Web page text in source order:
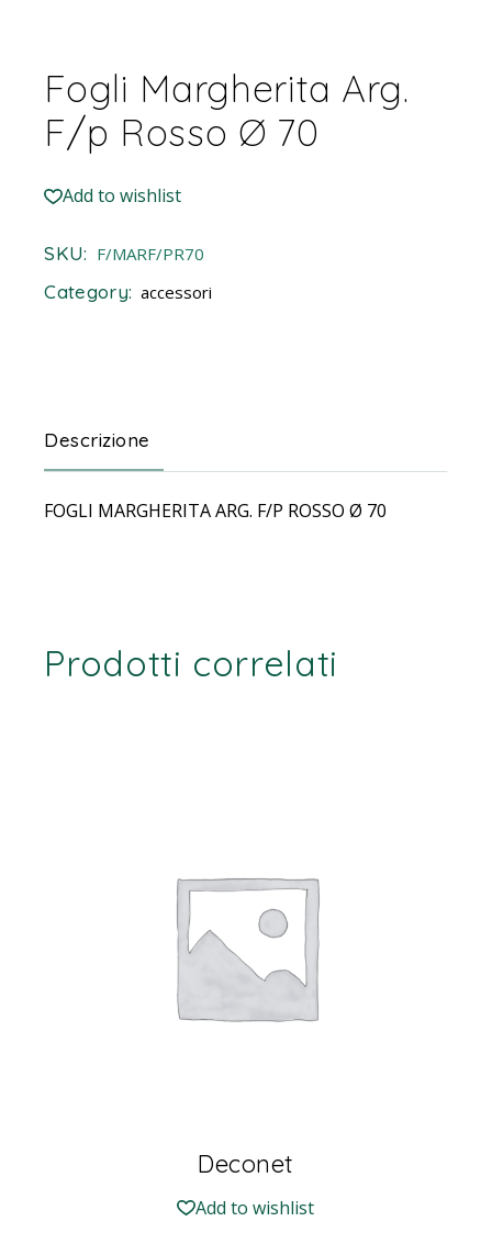
Fogli Margherita Arg.
F/p Rosso Ø 70
Add to wishlist
SKU: F/MARF/PR70
Category: accessori
Descrizione
FOGLI MARGHERITA ARG. F/P ROSSO Ø 70
Prodotti correlati
Deconet
Add to wishlist